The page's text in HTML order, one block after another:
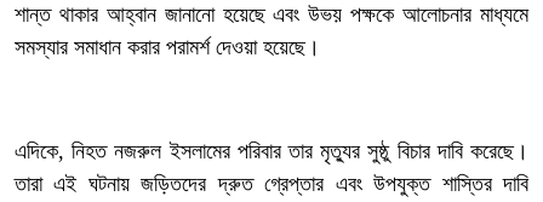
শান্ত থাকার আহ্বান জানানো হয়েছে এবং উভয় পক্ষকে আলোচনার মাধ্যমে
সমস্যার সমাধান করার পরামর্শ দেওয়া হয়েছে।
‎এদিকে, নিহত নজরুল ইসলামের পরিবার তার মৃত্যুর সুষ্ঠু বিচার দাবি করেছে।
তারা এই ঘটনায় জড়িতদের দ্রুত গ্রেপ্তার এবং উপযুক্ত শাস্তির দাবি